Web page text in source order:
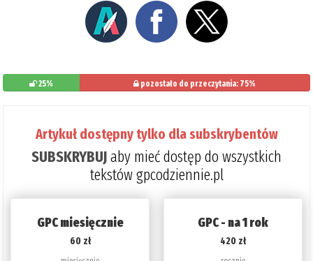
25% pozostało do przeczytania: 75%
Artykuł dostępny tylko dla subskrybentów
SUBSKRYBUJaby mieć dostęp do wszystkich
tekstów gpcodziennie.pl
GPC miesięcznie
60 zł
GPC - na 1 rok
420 zł